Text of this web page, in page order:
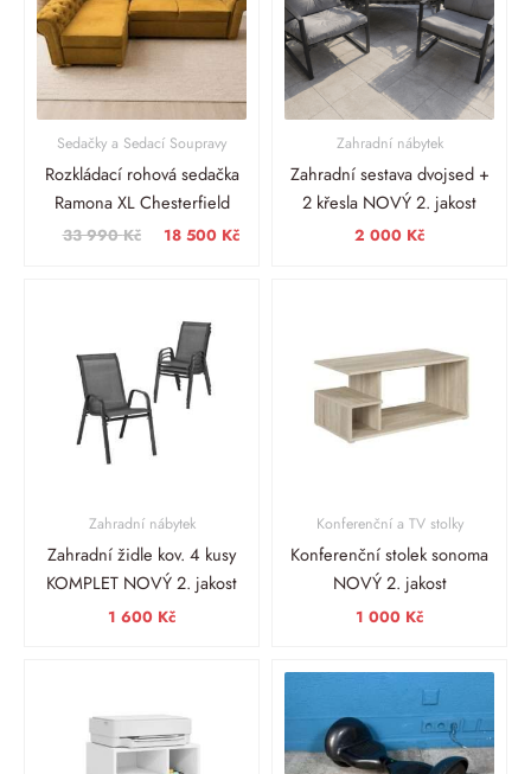
Sedačky a Sedací Soupravy
Rozkládací rohová sedačka
Ramona XL Chesterfield
33 990Kč 18 500 Kč
Zahradní nábytek
Zahradní sestava dvojsed +
2 křesla NOVÝ 2. jakost
2 000 Kč
Zahradní nábytek
Zahradní židle kov. 4 kusy
KOMPLET NOVÝ 2. jakost
1 600 Kč
Konferenční a TV stolky
Konferenční stolek sonoma
NOVÝ 2. jakost
1 000 Kč